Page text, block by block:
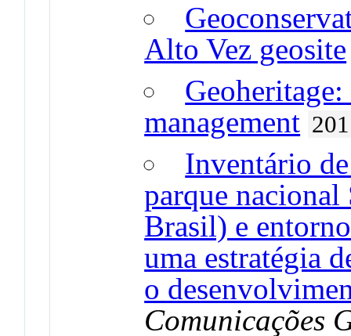
Alto Vez geosite
management
Inventário
parque nacional
Brasil) e
uma estratégia
o
Comunicações